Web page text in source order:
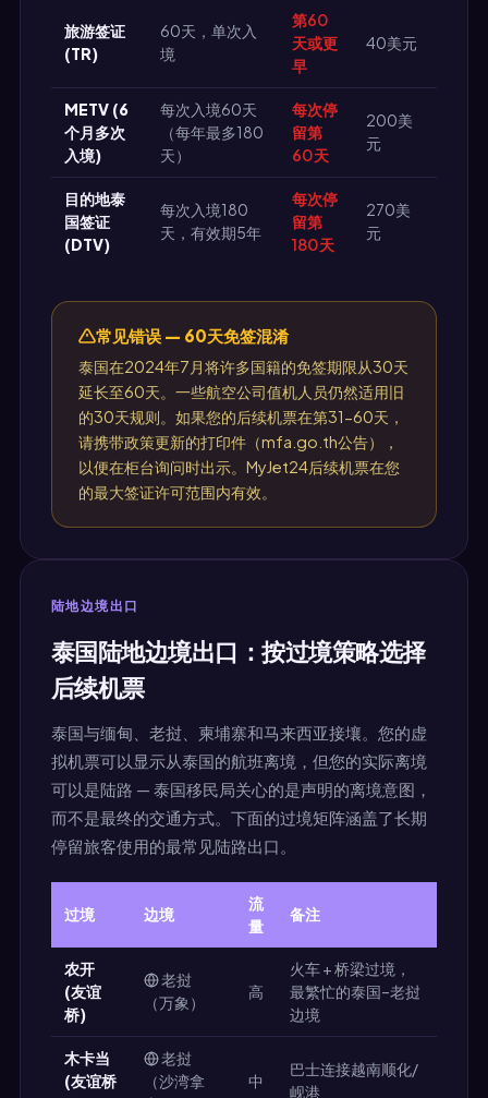
旅游签证
(TR)
60天，单次入
境
第60
天或更
早
40美元
METV (6
个月多次
入境)
每次入境60天
（每年最多180
天）
每次停
留第
60天
200美
元
目的地泰
国签证
(DTV)
每次入境180
天，有效期5年
每次停
留第
180天
270美
元
常见错误 — 60天免签混淆
泰国在2024年7月将许多国籍的免签期限从30天
延长至60天。一些航空公司值机人员仍然适用旧
的30天规则。如果您的后续机票在第31-60天，
请携带政策更新的打印件（mfa.go.th公告），
以便在柜台询问时出示。MyJet24后续机票在您
的最大签证许可范围内有效。
陆地边境出口
泰国陆地边境出口：按过境策略选择
后续机票
泰国与缅甸、老挝、柬埔寨和马来西亚接壤。您的虚
拟机票可以显示从泰国的航班离境，但您的实际离境
可以是陆路 — 泰国移民局关心的是声明的离境意图，
而不是最终的交通方式。下面的过境矩阵涵盖了长期
停留旅客使用的最常见陆路出口。
过境 边境
流
量
备注
农开
(友谊
桥)
老挝
（万象）
高
火车 + 桥梁过境，
最繁忙的泰国–老挝
边境
木卡当
(友谊桥
老挝
（沙湾拿
中
巴士连接越南顺化/
岘港